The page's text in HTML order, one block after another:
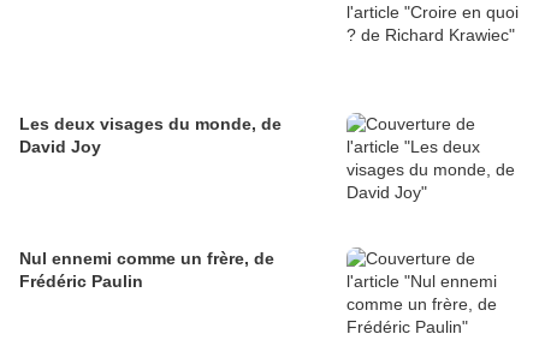
Les deux visages du monde, de
David Joy
Nul ennemi comme un frère, de
Frédéric Paulin